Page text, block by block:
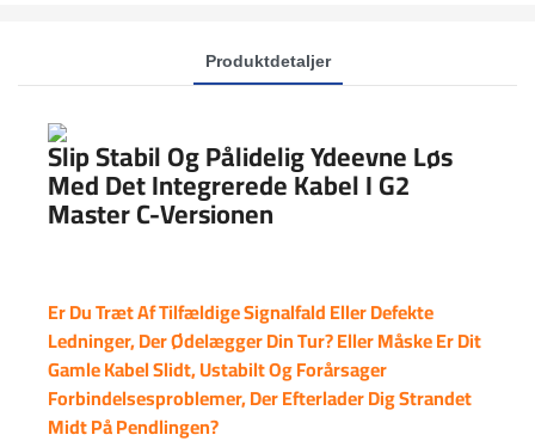
Produktdetaljer
Slip Stabil Og Pålidelig Ydeevne Løs
Med Det Integrerede Kabel I G2
Master C-Versionen
Er Du Træt Af Tilfældige Signalfald Eller Defekte
Ledninger, Der Ødelægger Din Tur? Eller Måske Er Dit
Gamle Kabel Slidt, Ustabilt Og Forårsager
Forbindelsesproblemer, Der Efterlader Dig Strandet
Midt På Pendlingen?